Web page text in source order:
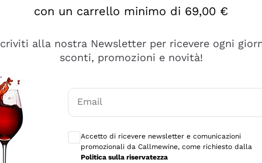
è male ma secondo me ci sono alternative che
con un carrello minimo di 69,00 €
alla nostra Newsletter per ricevere ogni
sconti, promozioni e novità!
Email
Accetto di ricevere newsletter e comunicazioni
promozionali da Callmewine, come richiesto dalla
Politica sulla riservatezza